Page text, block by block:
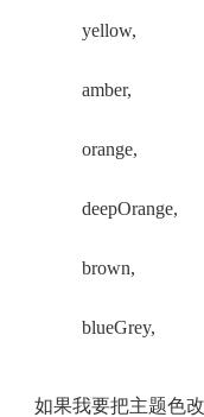
yellow,
amber,
orange,
deepOrange,
brown,
blueGrey,
如果我要把主题色